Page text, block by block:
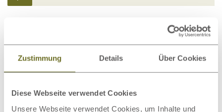
Zustimmung Details Über Cookies
Diese Webseite verwendet Cookies
Unsere Webseite verwendet Cookies, um Inhalte und
Weitere passende Kategorien zu diesem
Produkt